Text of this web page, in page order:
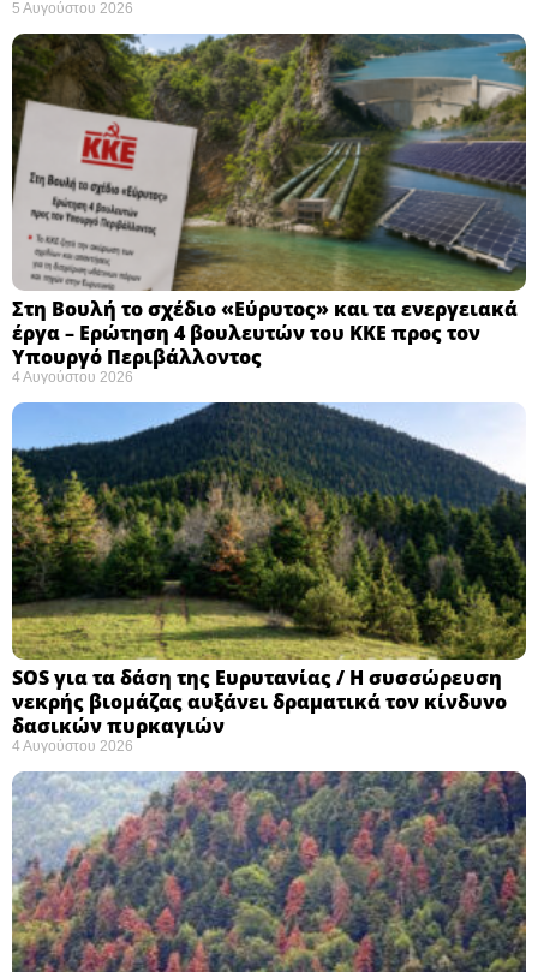
5 Αυγούστου 2026
Στη Βουλή το σχέδιο «Εύρυτος» και τα ενεργειακά
έργα – Ερώτηση 4 βουλευτών του ΚΚΕ προς τον
Υπουργό Περιβάλλοντος
4 Αυγούστου 2026
SOS για τα δάση της Ευρυτανίας / Η συσσώρευση
νεκρής βιομάζας αυξάνει δραματικά τον κίνδυνο
δασικών πυρκαγιών
4 Αυγούστου 2026